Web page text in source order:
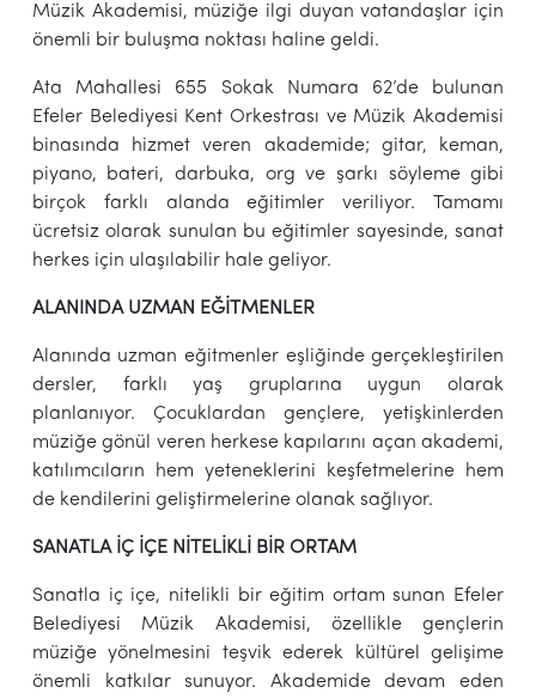
Müzik Akademisi, müziğe ilgi duyan vatandaşlar için
önemli bir buluşma noktası haline geldi.
Ata Mahallesi 655 Sokak Numara 62’de bulunan
Efeler Belediyesi Kent Orkestrası ve Müzik Akademisi
binasında hizmet veren akademide; gitar, keman,
piyano, bateri, darbuka, org ve şarkı söyleme gibi
birçok farklı alanda eğitimler veriliyor. Tamamı
ücretsiz olarak sunulan bu eğitimler sayesinde, sanat
herkes için ulaşılabilir hale geliyor.
ALANINDA UZMAN EĞİTMENLER
Alanında uzman eğitmenler eşliğinde gerçekleştirilen
dersler, farklı yaş gruplarına uygun olarak
planlanıyor. Çocuklardan gençlere, yetişkinlerden
müziğe gönül veren herkese kapılarını açan akademi,
katılımcıların hem yeteneklerini keşfetmelerine hem
de kendilerini geliştirmelerine olanak sağlıyor.
SANATLA İÇ İÇE NİTELİKLİ BİR ORTAM
Sanatla iç içe, nitelikli bir eğitim ortam sunan Efeler
Belediyesi Müzik Akademisi, özellikle gençlerin
müziğe yönelmesini teşvik ederek kültürel gelişime
önemli katkılar sunuyor. Akademide devam eden